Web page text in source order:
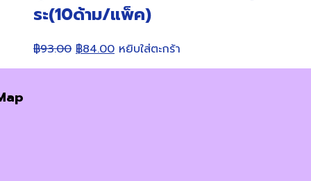
ระ(10ด้าม/แพ็ค)
฿93.00 Original
price
฿84.00Current
price
หยิบใส่ตะกร้า